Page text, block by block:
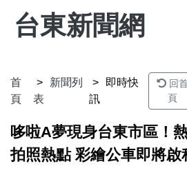
台東新聞網
首
頁
新聞列
表
即時快
訊
回
頁
哆啦A夢現身台東市區！
拍照熱點 彩繪公車即將啟